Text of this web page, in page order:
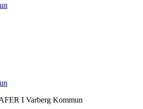
I Varberg Kommun